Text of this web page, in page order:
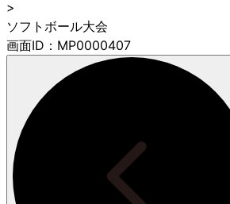
>
ソフトボール大会
画面ID：MP0000407